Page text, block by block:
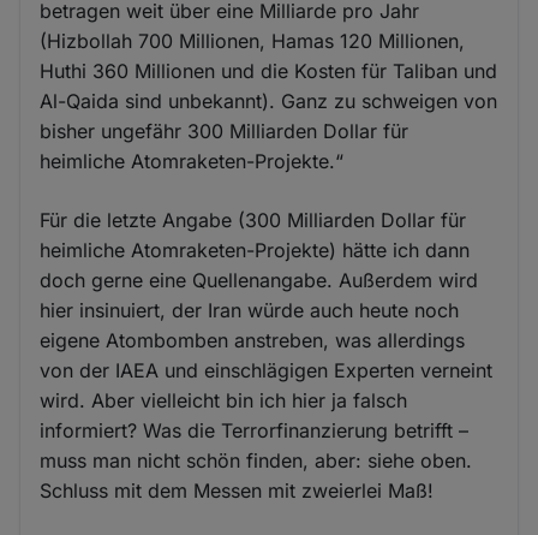
betragen weit über eine Milliarde pro Jahr
(Hizbollah 700 Millionen, Hamas 120 Millionen,
Huthi 360 Millionen und die Kosten für Taliban und
Al-Qaida sind unbekannt). Ganz zu schweigen von
bisher ungefähr 300 Milliarden Dollar für
heimliche Atomraketen-Projekte.“
Für die letzte Angabe (300 Milliarden Dollar für
heimliche Atomraketen-Projekte) hätte ich dann
doch gerne eine Quellenangabe. Außerdem wird
hier insinuiert, der Iran würde auch heute noch
eigene Atombomben anstreben, was allerdings
von der IAEA und einschlägigen Experten verneint
wird. Aber vielleicht bin ich hier ja falsch
informiert? Was die Terrorfinanzierung betrifft –
muss man nicht schön finden, aber: siehe oben.
Schluss mit dem Messen mit zweierlei Maß!